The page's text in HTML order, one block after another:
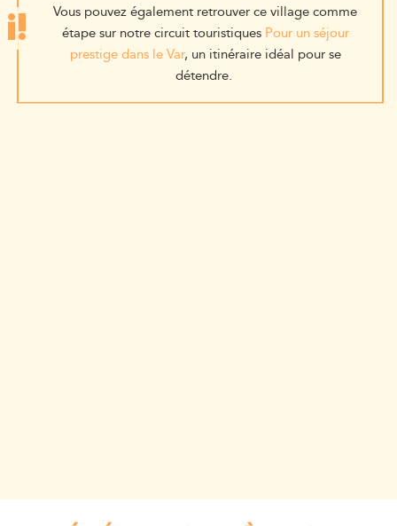
Vous pouvez également retrouver ce village comme
étape sur notre circuit touristiques Pour un séjour
prestige dans le Var, un itinéraire idéal pour se
détendre.